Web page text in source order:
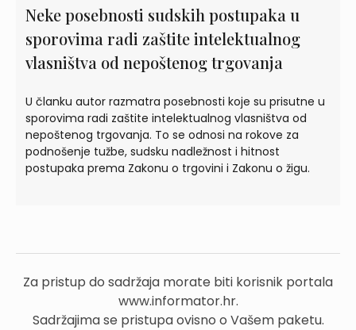
Neke posebnosti sudskih postupaka u
sporovima radi zaštite intelektualnog
vlasništva od nepoštenog trgovanja
U članku autor razmatra posebnosti koje su prisutne u
sporovima radi zaštite intelektualnog vlasništva od
nepoštenog trgovanja. To se odnosi na rokove za
podnošenje tužbe, sudsku nadležnost i hitnost
postupaka prema Zakonu o trgovini i Zakonu o žigu.
Za pristup do sadržaja morate biti korisnik portala
www.informator.hr.
Sadržajima se pristupa ovisno o Vašem paketu.